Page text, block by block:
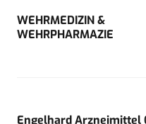
WEHRMEDIZIN &
WEHRPHARMAZIE
Engelhard Arzneimittel